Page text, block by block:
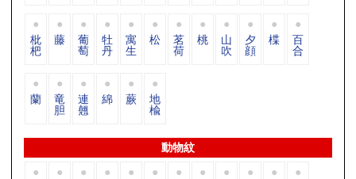
枇
杷
藤 葡
萄
牡
丹
寓
生
松 茗
荷
桃 山
吹
夕
顔
楪 百
合
蘭 竜
胆
連
翹
綿 蕨 地
楡
動物紋